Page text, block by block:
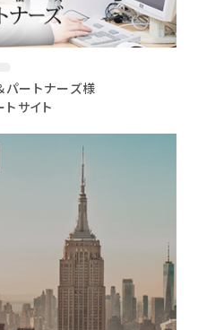
ートナーズ様
サイト